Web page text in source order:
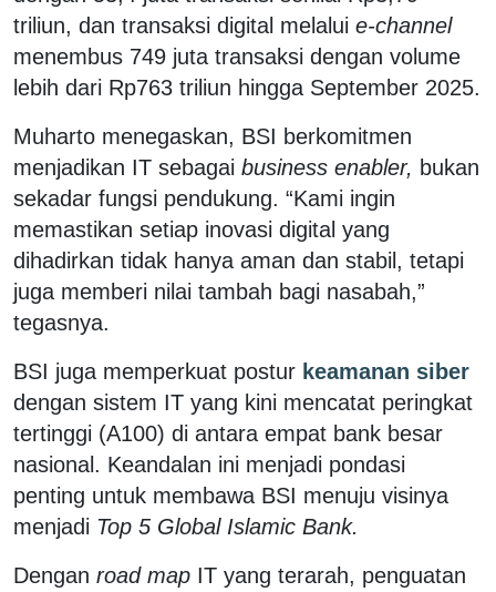
triliun, dan transaksi digital melalui e-channel
menembus 749 juta transaksi dengan volume
lebih dari Rp763 triliun hingga September 2025.
Muharto menegaskan, BSI berkomitmen
menjadikan IT sebagai business enabler, bukan
sekadar fungsi pendukung. “Kami ingin
memastikan setiap inovasi digital yang
dihadirkan tidak hanya aman dan stabil, tetapi
juga memberi nilai tambah bagi nasabah,”
tegasnya.
BSI juga memperkuat postur keamanan siber
dengan sistem IT yang kini mencatat peringkat
tertinggi (A100) di antara empat bank besar
nasional. Keandalan ini menjadi pondasi
penting untuk membawa BSI menuju visinya
menjadi Top 5 Global Islamic Bank.
Dengan road map IT yang terarah, penguatan